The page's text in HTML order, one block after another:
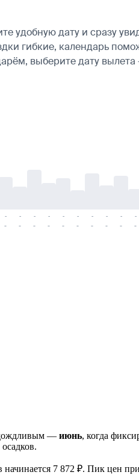
дату и сразу
гибкие, календарь
выберите дату
-
-
-
-
-
-
-
-
-
-
-
-
-
-
-
-
-
-
-
-
дождливым — июнь, когда
начинается 7 872 ₽. Пик цен